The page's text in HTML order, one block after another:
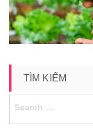
TÌM KIẾM
Search